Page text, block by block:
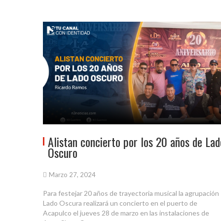
Alistan concierto por los 20 años de
Oscuro
Marzo 27, 2024
Para festejar 20 años de trayectoria musical la agrupación
Lado Oscura realizará un concierto en el puerto de
Acapulco el jueves 28 de marzo en las instalaciones de